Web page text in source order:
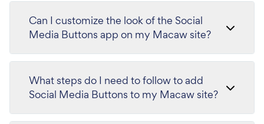
Can I customize the look of the Social
Media Buttons app on my Macaw site?
What steps do I need to follow to add
Social Media Buttons to my Macaw site?